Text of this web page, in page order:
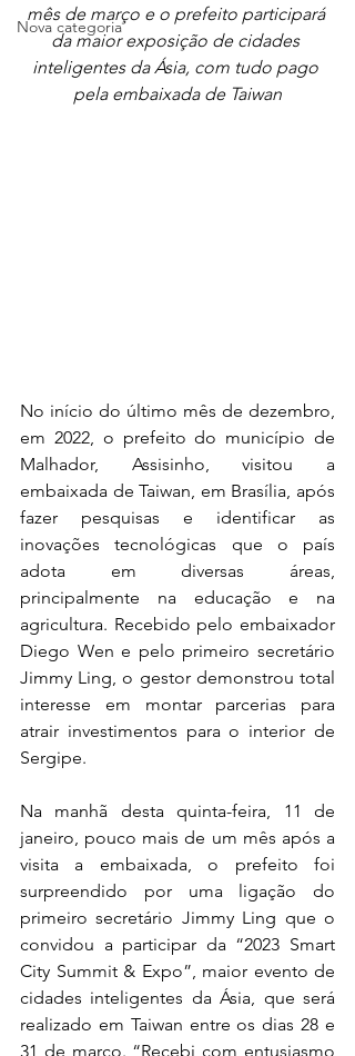
Nova categoria
mês de março e o prefeito participará
da maior exposição de cidades
inteligentes da Ásia, com tudo pago
pela embaixada de Taiwan
No início do último mês de dezembro,
em 2022, o prefeito do município de
Malhador, Assisinho, visitou a
embaixada de Taiwan, em Brasília, após
fazer pesquisas e identificar as
inovações tecnológicas que o país
adota em diversas áreas,
principalmente na educação e na
agricultura. Recebido pelo embaixador
Diego Wen e pelo primeiro secretário
Jimmy Ling, o gestor demonstrou total
interesse em montar parcerias para
atrair investimentos para o interior de
Sergipe.
Na manhã desta quinta-feira, 11 de
janeiro, pouco mais de um mês após a
visita a embaixada, o prefeito foi
surpreendido por uma ligação do
primeiro secretário Jimmy Ling que o
convidou a participar da “2023 Smart
City Summit & Expo”, maior evento de
cidades inteligentes da Ásia, que será
realizado em Taiwan entre os dias 28 e
31 de março. “Recebi com entusiasmo